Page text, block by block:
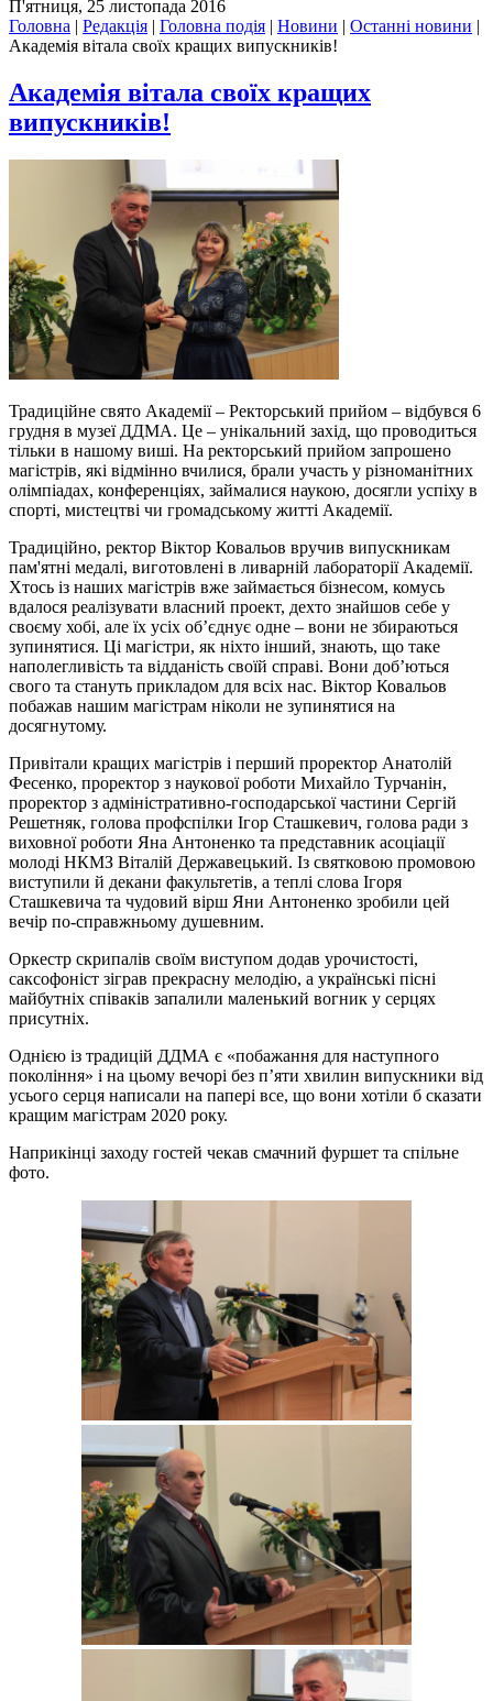
П'ятниця, 25 листопада 2016
Головна | Редакція | Головна подія | Новини | Останні новини |
Академія вітала своїх кращих випускників!
Академія вітала своїх кращих
випускників!
Традиційне свято Академії – Ректорський прийом – відбувся 6
грудня в музеї ДДМА. Це – унікальний захід, що проводиться
тільки в нашому виші. На ректорський прийом запрошено
магістрів, які відмінно вчилися, брали участь у різноманітних
олімпіадах, конференціях, займалися наукою, досягли успіху в
спорті, мистецтві чи громадському житті Академії.
Традиційно, ректор Віктор Ковальов вручив випускникам
пам'ятні медалі, виготовлені в ливарній лабораторії Академії.
Хтось із наших магістрів вже займається бізнесом, комусь
вдалося реалізувати власний проект, дехто знайшов себе у
своєму хобі, але їх усіх об’єднує одне – вони не збираються
зупинятися. Ці магістри, як ніхто інший, знають, що таке
наполегливість та відданість своїй справі. Вони доб’ються
свого та стануть прикладом для всіх нас. Віктор Ковальов
побажав нашим магістрам ніколи не зупинятися на
досягнутому.
Привітали кращих магістрів і перший проректор Анатолій
Фесенко, проректор з наукової роботи Михайло Турчанін,
проректор з адміністративно-господарської частини Сергій
Решетняк, голова профспілки Ігор Сташкевич, голова ради з
виховної роботи Яна Антоненко та представник асоціації
молоді НКМЗ Віталій Державецький. Із святковою промовою
виступили й декани факультетів, а теплі слова Ігоря
Сташкевича та чудовий вірш Яни Антоненко зробили цей
вечір по-справжньому душевним.
Оркестр скрипалів своїм виступом додав урочистості,
саксофоніст зіграв прекрасну мелодію, а українські пісні
майбутніх співаків запалили маленький вогник у серцях
присутніх.
Однією із традицій ДДМА є «побажання для наступного
покоління» і на цьому вечорі без п’яти хвилин випускники від
усього серця написали на папері все, що вони хотіли б сказати
кращим магістрам 2020 року.
Наприкінці заходу гостей чекав смачний фуршет та спільне
фото.